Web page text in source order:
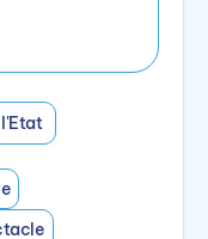
l'Etat